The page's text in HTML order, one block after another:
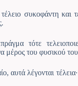
συκοφάντη και
τότε
μέρος του φυσικού
λέγονται τέλεια·